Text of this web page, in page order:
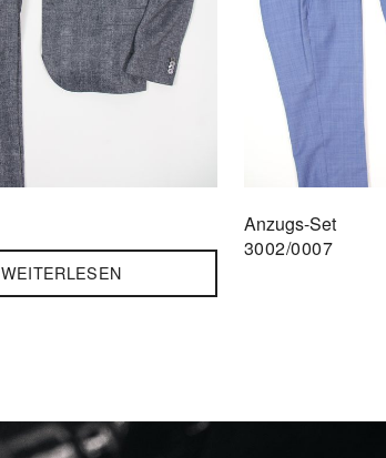
WEITERLESEN
Anzugs-Set
3002/0007